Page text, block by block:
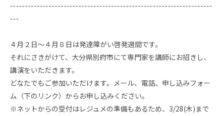
--------------------------------------------------------------------
---
４月２日～４月８日は発達障がい啓発週間です。
それにさきがけて、大分県別府市にて専門家を講師にお招きし、
講演をいただきます。
どなたでもご参加いただけます。メール、電話、申し込みフォー
ム（下のリンク）からお申し込みください。
※ネットからの受付はレジュメの準備もあるため、3/28(木)まで